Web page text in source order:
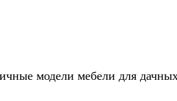
модели мебели для